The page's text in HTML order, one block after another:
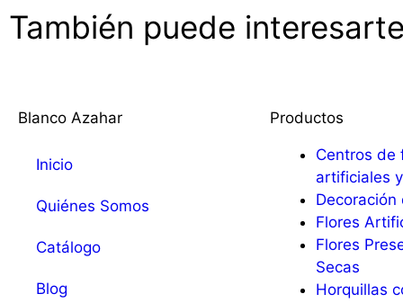
También puede
Blanco Azahar
Inicio
Quiénes Somos
Catálogo
Blog
Productos
Centros de
artificiales
Decoración
Flores
Flores
Secas
Horquillas